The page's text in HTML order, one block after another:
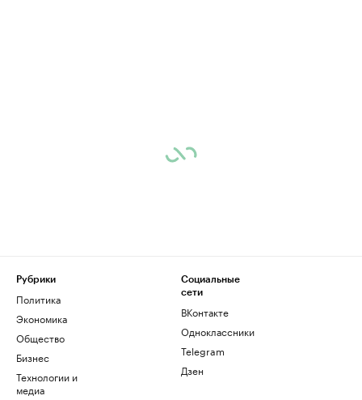
Рубрики
Политика
Экономика
Общество
Бизнес
Технологии и
медиа
Социальные
сети
ВКонтакте
Одноклассники
Telegram
Дзен